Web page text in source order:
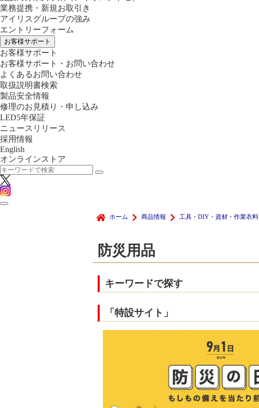
業務提携・新規お取引き
アイリスグループの強み
エントリーフォーム
お客様サポート
お客様サポート
お客様サポート・お問い合わせ
よくあるお問い合わせ
取扱説明書検索
製品安全情報
修理のお見積り・申し込み
LED5年保証
ニュースリリース
採用情報
English
オンラインストア
ホーム 商品情報 工具・DIY・資材・作業衣料
防災用品
キーワードで探す
「特設サイト」